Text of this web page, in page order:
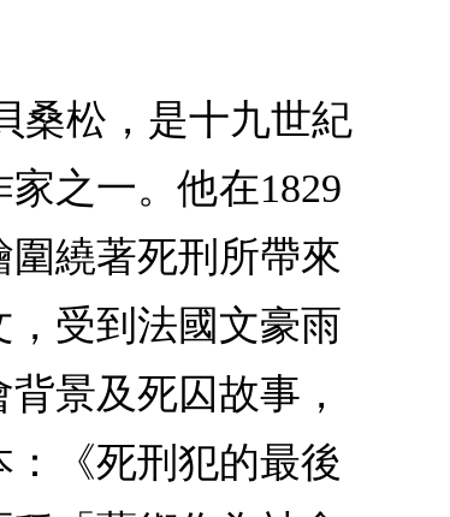
桑松，是十九世紀
之一。他在1829
繞著死刑所帶來
受到法國文豪雨
景及死囚故事，
《死刑犯的最後